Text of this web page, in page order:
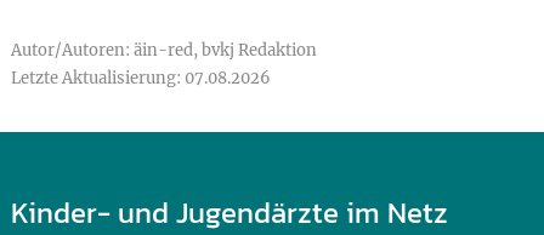
Autor/Autoren: äin-red, bvkj Redaktion
Letzte Aktualisierung: 07.08.2026
Kinder- und Jugendärzte im Netz